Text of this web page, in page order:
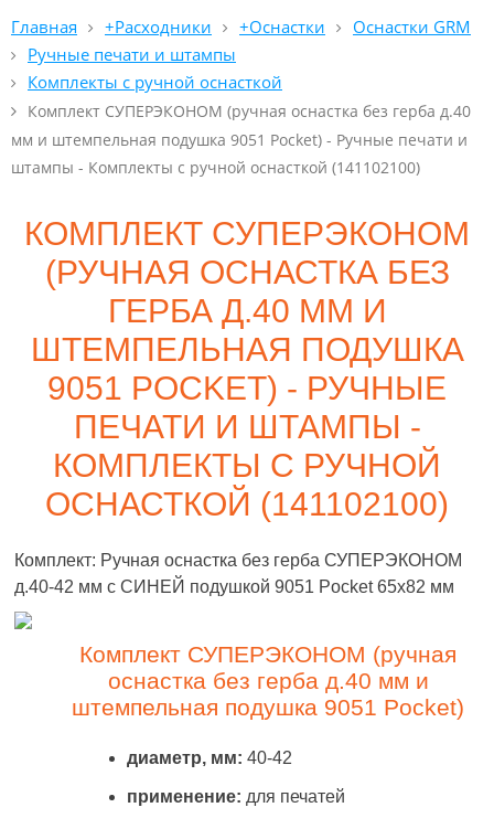
Главная +Расходники +Оснастки
Оснастки GRM
Ручные печати и штампы
Комплекты с ручной оснасткой
Комплект СУПЕРЭКОНОМ (ручная оснастка без герба д.40
мм и штемпельная подушка 9051 Pocket) - Ручные печати и
штампы - Комплекты с ручной оснасткой (141102100)
КОМПЛЕКТ СУПЕРЭКОНОМ
(РУЧНАЯ ОСНАСТКА БЕЗ
ГЕРБА Д.40 ММ И
ШТЕМПЕЛЬНАЯ ПОДУШКА
9051 POCKET) - РУЧНЫЕ
ПЕЧАТИ И ШТАМПЫ -
КОМПЛЕКТЫ С РУЧНОЙ
ОСНАСТКОЙ (141102100)
Комплект: Ручная оснастка без герба СУПЕРЭКОНОМ
д.40-42 мм с СИНЕЙ подушкой 9051 Pocket 65х82 мм
Комплект СУПЕРЭКОНОМ (ручная
оснастка без герба д.40 мм и
штемпельная подушка 9051 Pocket)
диаметр, мм: 40-42
применение: для печатей